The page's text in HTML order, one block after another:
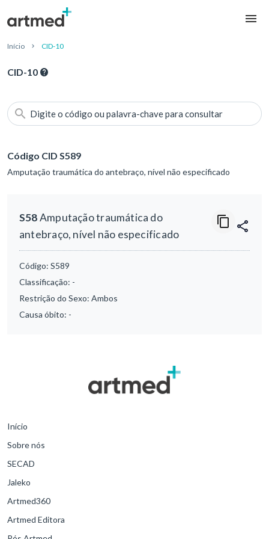
Início CID-10
CID-10
Digite o código ou palavra-chave para consultar
Código CID S589
Amputação traumática do antebraço, nível não especificado
S58Amputação traumática do
antebraço, nível não especificado
Código: S589
Classificação: -
Restrição do Sexo: Ambos
Causa óbito: -
Início
Sobre nós
SECAD
Jaleko
Artmed360
Artmed Editora